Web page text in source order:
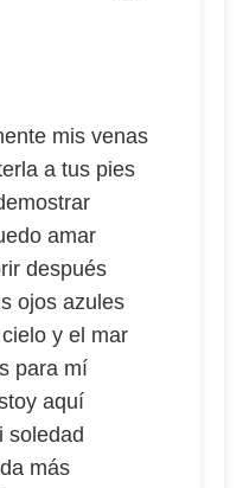
mis venas
a tus pies
amar
después
ojos azules
y el mar
para mí
aquí
soledad
más